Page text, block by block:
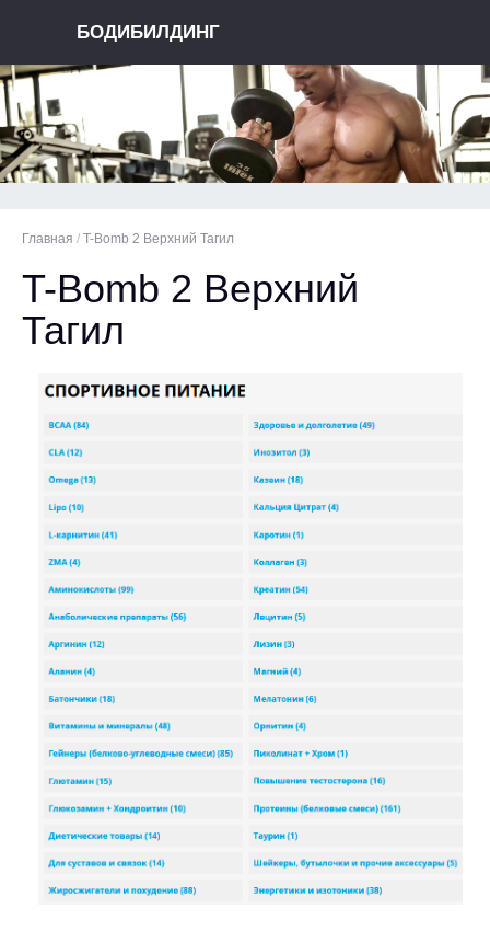
БОДИБИЛДИНГ
Главная / T-Bomb 2 Верхний Тагил
T-Bomb 2 Верхний
Тагил